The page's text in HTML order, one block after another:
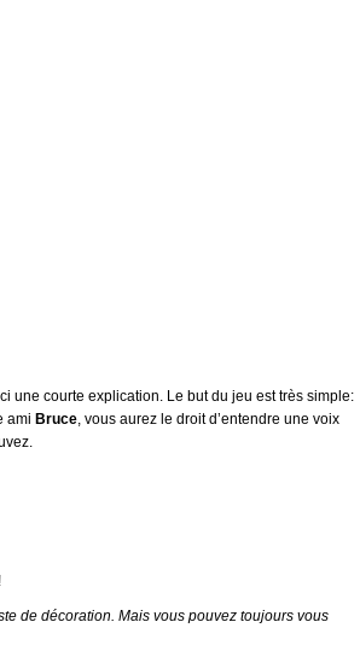
une courte explication. Le but du jeu est très simple:
ami Bruce, vous aurez le droit d’entendre une voix
de décoration. Mais vous pouvez toujours vous